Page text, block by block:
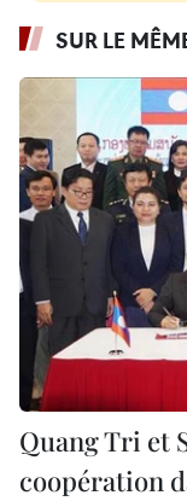
SUR LE
Quang Tri et
coopération